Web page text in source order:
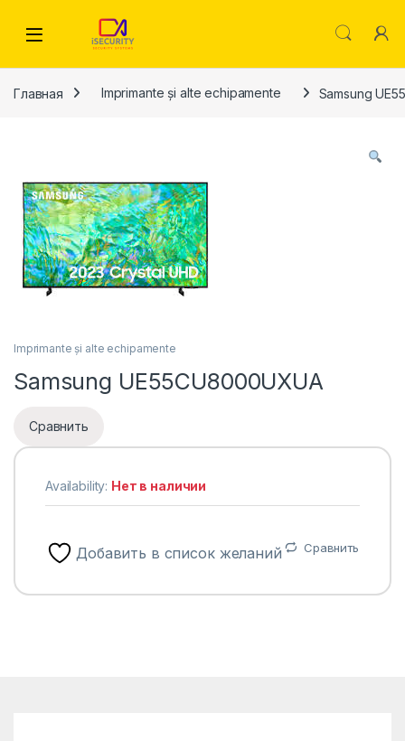
Главная Imprimante și alte echipamente Samsung
Imprimante și alte echipamente
Samsung UE55CU8000UXUA
Сравнить
Availability: Нет в наличии
Добавить в список желаний Сравнить